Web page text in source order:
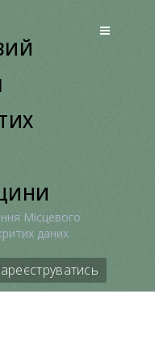
Місцевого
даних